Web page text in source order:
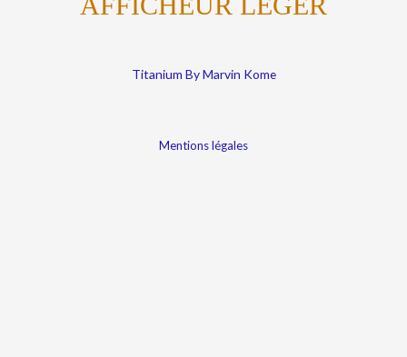
Titanium By Marvin Kome
Mentions légales